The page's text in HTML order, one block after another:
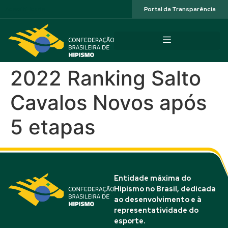
Portal da Transparência
2022 Ranking Salto
Cavalos Novos após
5 etapas
Entidade máxima do
Hipismo no Brasil, dedicada
ao desenvolvimento e à
representatividade do
esporte.